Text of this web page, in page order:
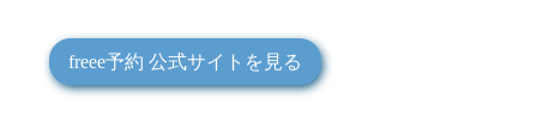
freee予約 公式サイトを見る